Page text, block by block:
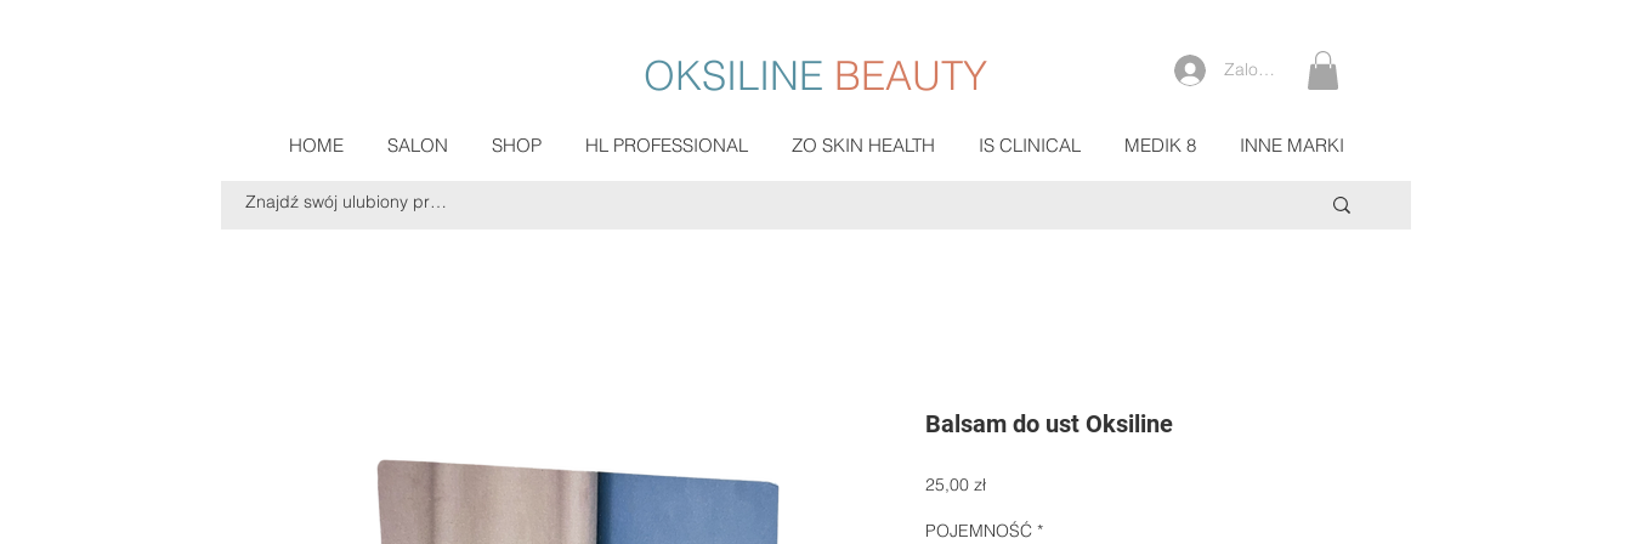
OKSILINE BEAUTY Zaloguj się
HOME SALON SHOP HL PROFESSIONAL ZO SKIN HEALTH IS CLINICAL MEDIK 8 INNE MARKI
Balsam do ust Oksiline
25,00 złCena
POJEMNOŚĆ *